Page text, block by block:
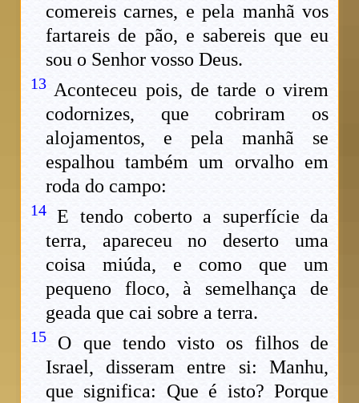
comereis carnes, e pela manhã vos
fartareis de pão, e sabereis que eu
sou o Senhor vosso Deus.
13 Aconteceu pois, de tarde o virem
codornizes, que cobriram os
alojamentos, e pela manhã se
espalhou também um orvalho em
roda do campo:
14
E tendo coberto a superfície da
terra, apareceu no deserto uma
coisa miúda, e como que um
pequeno floco, à semelhança de
geada que cai sobre a terra.
15
O que tendo visto os filhos de
Israel, disseram entre si: Manhu,
que significa: Que é isto? Porque